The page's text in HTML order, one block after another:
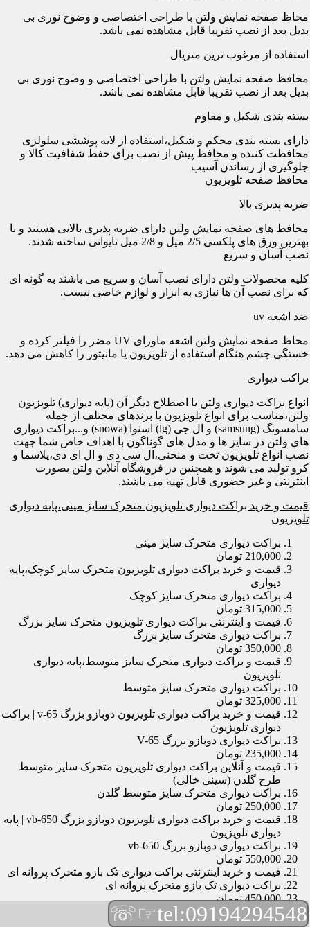
محاظ صفحه نمایش ولتن با طراحی اختصاصی و وضوح نوری بی
بدیل بعد از نصب تقریبا قابل مشاهده نمی باشد.
استفاده از مرغوب ترین متریال
محافظ صفحه نمایش ولتن با طراحی اختصاصی و وضوح نوری بی
بدیل بعد از نصب تقریبا قابل مشاهده نمی باشد.
بسته بندی شکیل و مقاوم
دارای بسته بندی محکم و شکیل،استفاده از لایه پوششی سلولزی
محافظت کننده و محافظ پیش از نصب برای حفظ شفافیت کالا و
جلوگیری از رساندن آسیب
محافظ صفحه تلویزیون
ضربه پذیری بالا
محافظ های صفحه نمایش ولتن دارای ضربه پذیری بالایی هستند و با
بهترین ورق های پلکسی 2/5 میل و 2/8 میل تایوانی ساخته شدند.
نصب آسان و سریع
کلیه محصولات ولتن دارای نصب آسان و سریع می باشند به گونه ای
که برای نصب آن ها نیازی به ابزار و لوازم خاصی نیست.
ضد اشعه uv
محاظ صفحه نمایش ولتن اشعه ماورای UV مضر را فیلتر کرده و
خستگی چشم هنگام استفاده از تلویزیون یا مانیتور را کاهش می دهد.
براکت دیواری
انواع براکت دیواری ولتن یا اصطلاح دیگر آن (پایه دیواری) تلویزیون
ولتن،مناسب برای انواع تلویزیون با برندهای مختلف از جمله
سامسونگ (samsung) و ال جی (lg) اسنوا (snowa) و...براکت دیواری
های ولتن در سایز ها و مدل های گوناگون با اهداف خاص شما جهت
نصب انواع تلویزیون تخت و منحنی،ال سی دی و ال ای دی،پلاسما و
کرو تولید می شوند و همچنین در فروشگاه آنلاین ولتن بصورت
اینترنتی و غیر حضوری قابل تهیه می باشند.
قیمت و خرید براکت دیواری تلویزیون متحرک سایز مینی،پایه دیواری
تلویزیون
براکت دیواری متحرک سایز مینی
210,000 تومان
قیمت و خرید براکت دیواری تلویزیون متحرک سایز کوچک،پایه
دیواری
براکت دیواری متحرک سایز کوچک
315,000 تومان
قیمت و اینترنتی براکت دیواری تلویزیون متحرک سایز بزرگ
براکت دیواری متحرک سایز بزرگ
350,000 تومان
قیمت و براکت دیواری متحرک سایز متوسط،پایه دیواری
تلویزیون
براکت دیواری متحرک سایز متوسط
325,000 تومان
قیمت و خرید براکت دیواری تلویزیون دوبازو بزرگ v-65 | براکت
دیواری تلویزیون
براکت دیواری دوبازو بزرگ V-65
235,000 تومان
قیمت و آنلاین براکت دیواری تلویزیون متحرک سایز متوسط
طرح گلدن (سینی خالی)
براکت دیواری متحرک سایز متوسط گلدن
250,000 تومان
قیمت و خرید براکت دیواری تلویزیون دوبازو بزرگ vb-650 | پایه
دیواری تلویزیون
براکت دیواری دوبازو بزرگ vb-650
550,000 تومان
قیمت و خرید اینترنتی براکت دیواری تک بازو متحرک پروانه ای
براکت دیواری تک بازو متحرک پروانه ای
450,000 تومان
قیمت و براکت دیواری تلویزیون مچی | براکت دیواری تلویزیون
tel:09194294548
☞☏